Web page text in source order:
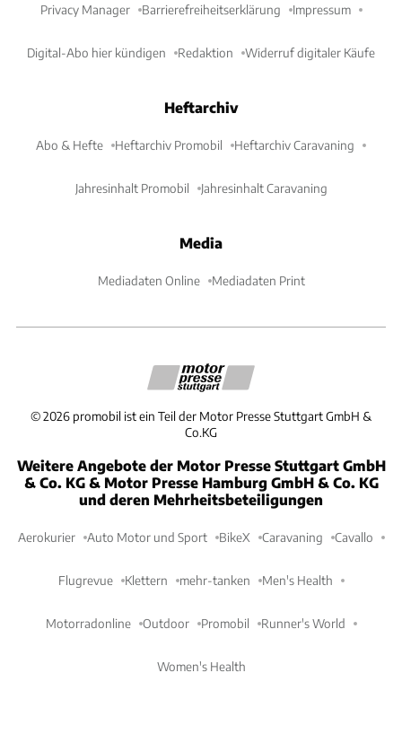
Privacy Manager Barrierefreiheitserklärung Impressum
Digital-Abo hier kündigen Redaktion Widerruf digitaler Käufe
Heftarchiv
Abo & Hefte Heftarchiv Promobil Heftarchiv Caravaning
Jahresinhalt Promobil Jahresinhalt Caravaning
Media
Mediadaten Online Mediadaten Print
©2026 promobil ist ein Teil der Motor Presse Stuttgart GmbH &
Co.KG
Weitere Angebote der Motor Presse Stuttgart GmbH
& Co. KG & Motor Presse Hamburg GmbH & Co. KG
und deren Mehrheitsbeteiligungen
Aerokurier Auto Motor und Sport BikeX Caravaning Cavallo
Flugrevue Klettern mehr-tanken Men's Health
Motorradonline Outdoor Promobil Runner's World
Women's Health